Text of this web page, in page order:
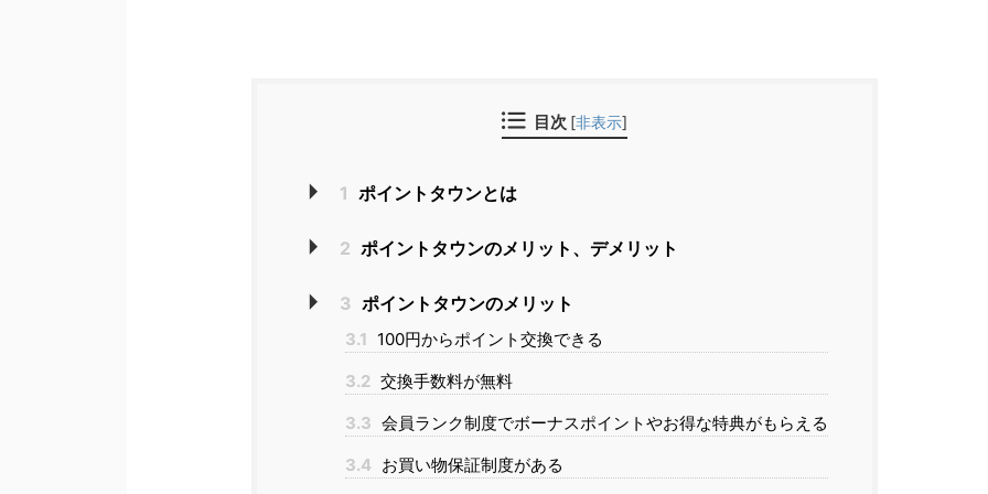
目次 [非表示]
1 ポイントタウンとは
2 ポイントタウンのメリット、デメリット
3 ポイントタウンのメリット
3.1 100円からポイント交換できる
3.2 交換手数料が無料
3.3 会員ランク制度でボーナスポイントやお得な特典がもらえる
3.4 お買い物保証制度がある